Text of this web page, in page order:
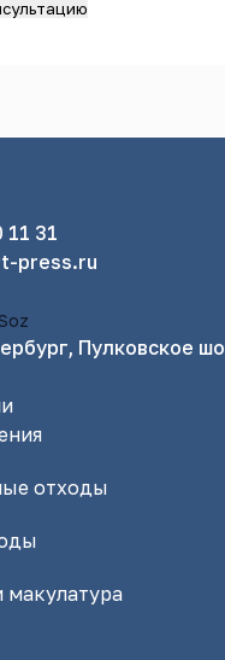
отходы
макулатура
31
press.ru
Пулковское